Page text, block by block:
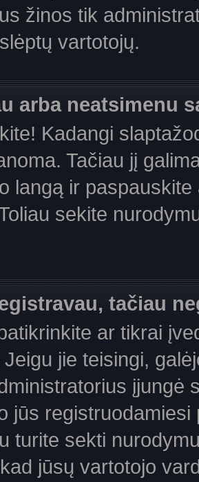
žinos tik
vartotojų.
arba neatsimenu
Kadangi
Tačiau jį
langą ir
sekite
tačiau
ar tikrai
jie teisingi,
įjungė
jūs
turite sekti
jūsų vartotojo